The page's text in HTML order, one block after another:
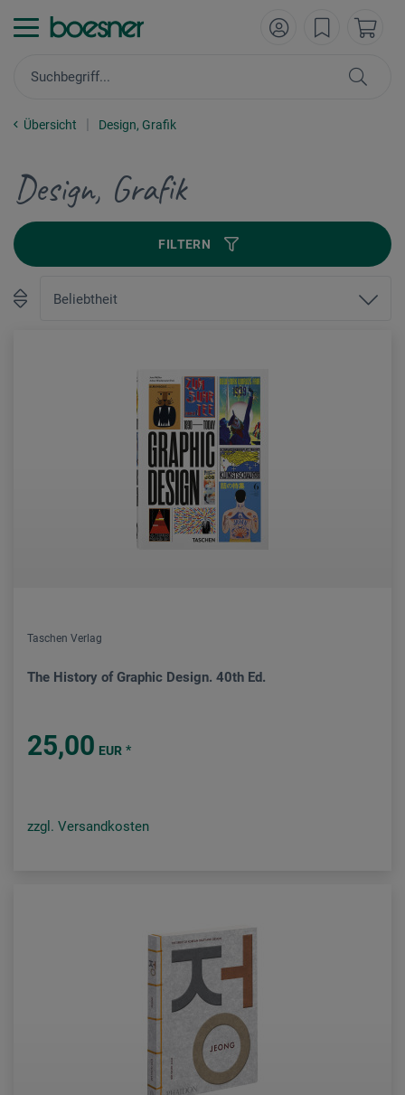
Übersicht Design, Grafik
Design, Grafik
FILTERN
Taschen Verlag
The History of Graphic Design. 40th Ed.
25,00 EUR *
zzgl. Versandkosten